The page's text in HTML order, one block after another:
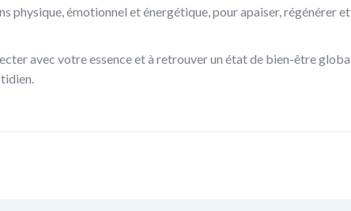
physique, émotionnel et énergétique, pour apaiser, régénérer et
avec votre essence et à retrouver un état de bien-être